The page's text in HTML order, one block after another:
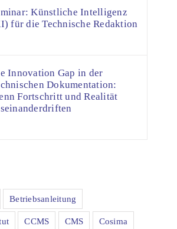
Künstliche Intelligenz
für die Technische Redaktion
Innovation Gap in der
Dokumentation:
Fortschritt und Realität
Betriebsanleitung
CCMS CMS Cosima